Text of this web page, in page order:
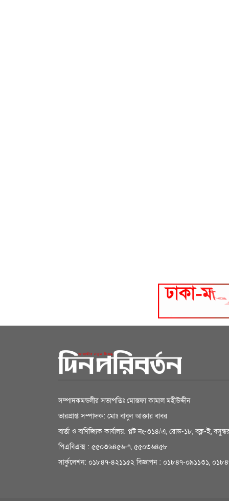
সম্পাদকমন্ডলীর সভাপতিঃ মোস্তফা কামাল মহীউদ্দীন
ভারপ্রাপ্ত সম্পাদক: মোঃ বাবুল আক্তার বাবর
বার্তা ও বাণিজ্যিক কার্যালয়: প্লট নং-৩১৪/এ, রোড-১৮, বক্ল-ই,
পিএবিএক্স : ৫৫০৩৬৪৫৬-৭, ৫৫০৩৬৪৫৮
সার্কুলেশন: ০১৮৪৭-৪২১১৫২ বিজ্ঞাপন : ০১৮৪৭-০৯১১৩১,